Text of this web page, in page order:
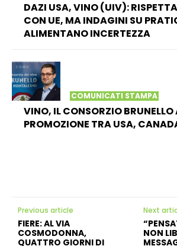
DAZI USA, VINO (UIV):
CON UE, MA INDAGINI SU
ALIMENTANO INCERTEZZA
COMUNICATI STAMPA
VINO, IL CONSORZIO BRUNELLO
PROMOZIONE TRA USA,
Previous article
FIERE: AL VIA
COSMODONNA,
QUATTRO GIORNI DI
Next
NON